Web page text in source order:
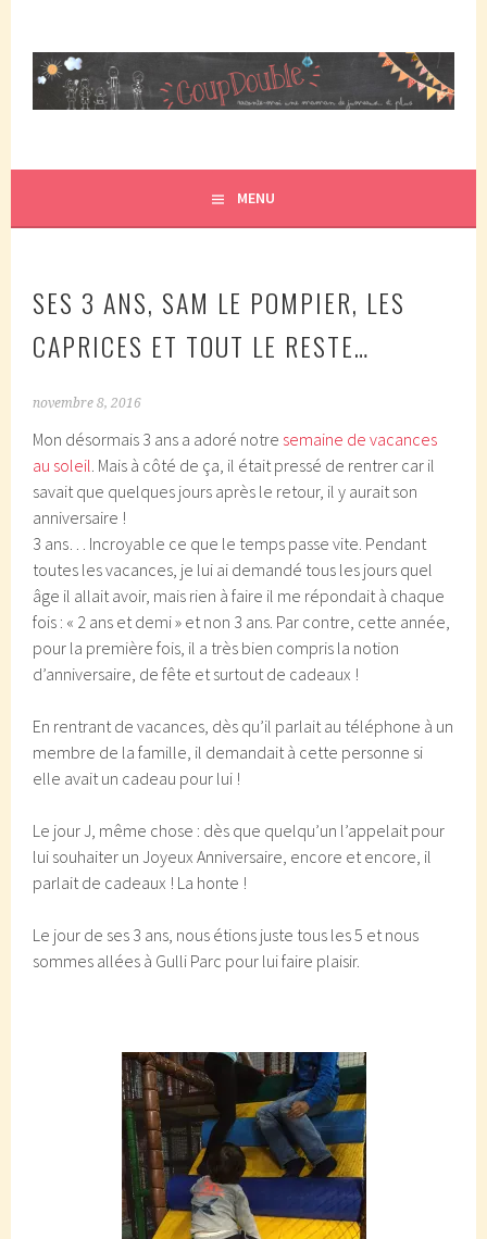
contenu
principal
COUP DOUBLE
JUMEAUX, ÇA NOUS TOMBE DESSUS ET CA NOUS
PROPULSE SUPER MAMAN! CA DONNE DEUX FOIS PLUS DE
MENU
SES 3 ANS, SAM LE POMPIER, LES
CAPRICES ET TOUT LE RESTE…
novembre 8, 2016
Mon désormais 3 ans a adoré notre semaine de vacances
au soleil. Mais à côté de ça, il était pressé de rentrer car il
savait que quelques jours après le retour, il y aurait son
anniversaire !
3 ans… Incroyable ce que le temps passe vite. Pendant
toutes les vacances, je lui ai demandé tous les jours quel
âge il allait avoir, mais rien à faire il me répondait à chaque
fois : « 2 ans et demi » et non 3 ans. Par contre, cette année,
pour la première fois, il a très bien compris la notion
d’anniversaire, de fête et surtout de cadeaux !
En rentrant de vacances, dès qu’il parlait au téléphone à un
membre de la famille, il demandait à cette personne si
elle avait un cadeau pour lui !
Le jour J, même chose : dès que quelqu’un l’appelait pour
lui souhaiter un Joyeux Anniversaire, encore et encore, il
parlait de cadeaux ! La honte !
Le jour de ses 3 ans, nous étions juste tous les 5 et nous
sommes allées à Gulli Parc pour lui faire plaisir.